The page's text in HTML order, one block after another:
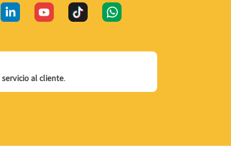
servicio al cliente.